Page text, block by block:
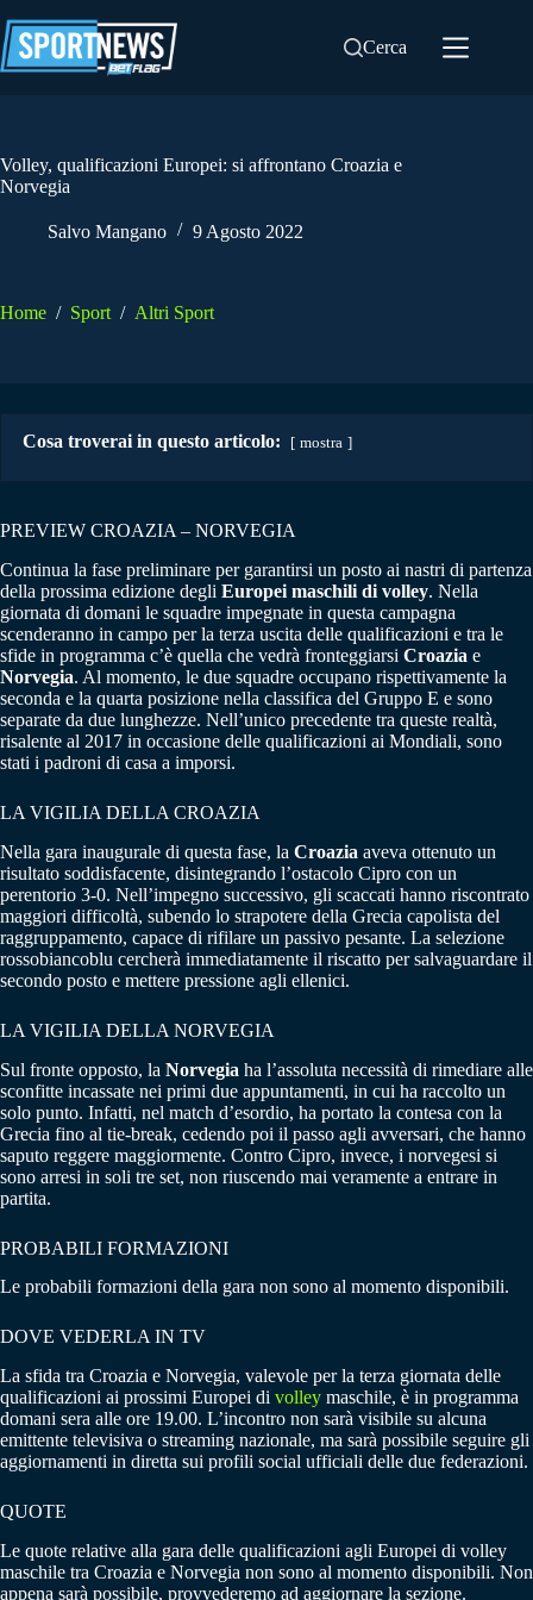
al
contenuto
Cerca
Volley, qualificazioni Europei: si affrontano Croazia e
Norvegia
Salvo Mangano 9 Agosto 2022
Home / Sport / Altri Sport
Cosa troverai in questo articolo: mostra
PREVIEW CROAZIA – NORVEGIA
Continua la fase preliminare per garantirsi un posto ai nastri di partenza
della prossima edizione degli Europei maschili di volley. Nella
giornata di domani le squadre impegnate in questa campagna
scenderanno in campo per la terza uscita delle qualificazioni e tra le
sfide in programma c’è quella che vedrà fronteggiarsi Croazia e
Norvegia. Al momento, le due squadre occupano rispettivamente la
seconda e la quarta posizione nella classifica del Gruppo E e sono
separate da due lunghezze. Nell’unico precedente tra queste realtà,
risalente al 2017 in occasione delle qualificazioni ai Mondiali, sono
stati i padroni di casa a imporsi.
LA VIGILIA DELLA CROAZIA
Nella gara inaugurale di questa fase, la Croazia aveva ottenuto un
risultato soddisfacente, disintegrando l’ostacolo Cipro con un
perentorio 3-0. Nell’impegno successivo, gli scaccati hanno riscontrato
maggiori difficoltà, subendo lo strapotere della Grecia capolista del
raggruppamento, capace di rifilare un passivo pesante. La selezione
rossobiancoblu cercherà immediatamente il riscatto per salvaguardare il
secondo posto e mettere pressione agli ellenici.
LA VIGILIA DELLA NORVEGIA
Sul fronte opposto, la Norvegia ha l’assoluta necessità di rimediare alle
sconfitte incassate nei primi due appuntamenti, in cui ha raccolto un
solo punto. Infatti, nel match d’esordio, ha portato la contesa con la
Grecia fino al tie-break, cedendo poi il passo agli avversari, che hanno
saputo reggere maggiormente. Contro Cipro, invece, i norvegesi si
sono arresi in soli tre set, non riuscendo mai veramente a entrare in
partita.
PROBABILI FORMAZIONI
Le probabili formazioni della gara non sono al momento disponibili.
DOVE VEDERLA IN TV
La sfida tra Croazia e Norvegia, valevole per la terza giornata delle
qualificazioni ai prossimi Europei di volley maschile, è in programma
domani sera alle ore 19.00. L’incontro non sarà visibile su alcuna
emittente televisiva o streaming nazionale, ma sarà possibile seguire gli
aggiornamenti in diretta sui profili social ufficiali delle due federazioni.
QUOTE
Le quote relative alla gara delle qualificazioni agli Europei di volley
maschile tra Croazia e Norvegia non sono al momento disponibili. Non
appena sarà possibile, provvederemo ad aggiornare la sezione.